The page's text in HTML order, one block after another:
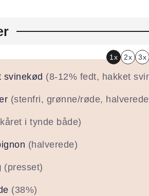
1x 2x 3x
svinekød (8-12% fedt, hakket
(stenfri, grønne/røde,
i tynde både)
(halverede)
(presset)
(38%)